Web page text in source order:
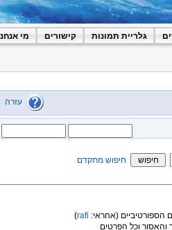
גלריית תמונות קישורים מי
עזרה
חיפוש מתקדם
הספורטיביים (אחראי: rafi
)